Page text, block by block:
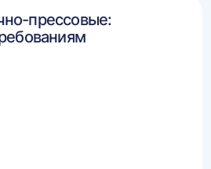
прессовые: